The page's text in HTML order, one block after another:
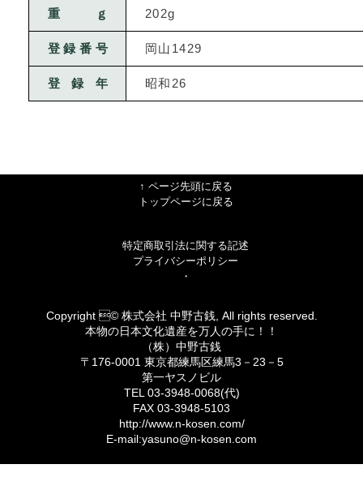
重ｇ 202g
登録番号 岡山1429
登録年 昭和26
↑ ページ先頭に戻る
トップページに戻る
特定商取引法に関する記述
プライバシーポリシー
・
Copyright © 株式会社 中野古銭, All rights reserved.
本物の日本文化遺産を万人の手に！！
（株）中野古銭
〒176-0001 東京都練馬区練馬3－23－5
第一ヤスノビル
TEL 03-3948-0068(代)
FAX 03-3948-5103
http://www.n-kosen.com/
E-mail:yasuno@n-kosen.com